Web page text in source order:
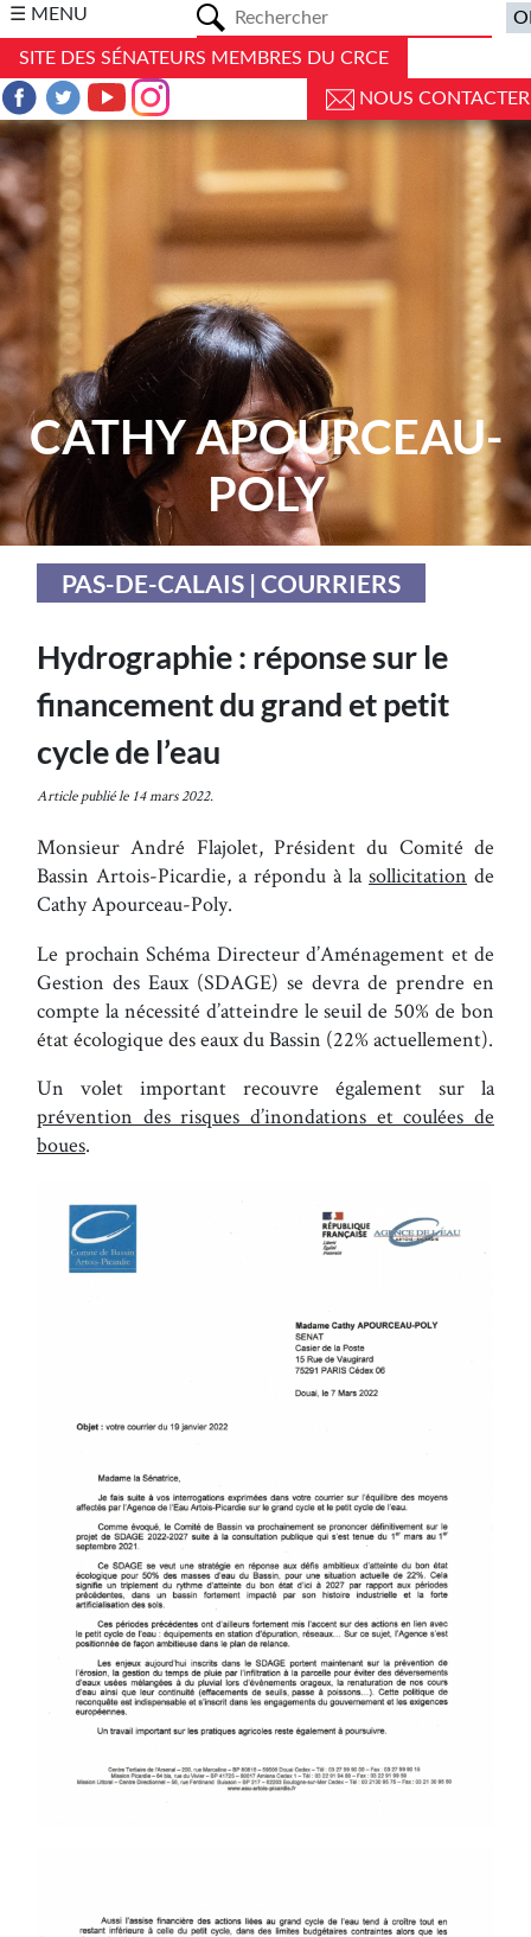
☰ MENU
SITE DES SÉNATEURS MEMBRES DU CRCE
NOUS CONTACTER
CATHY APOURCEAU-
POLY
PAS-DE-CALAIS | COURRIERS
Hydrographie : réponse sur le
financement du grand et petit
cycle de l’eau
Article publié le 14 mars 2022.
Monsieur André Flajolet, Président du Comité de
Bassin Artois-Picardie, a répondu à la sollicitation de
Cathy Apourceau-Poly.
Le prochain Schéma Directeur d’Aménagement et de
Gestion des Eaux (SDAGE) se devra de prendre en
compte la nécessité d’atteindre le seuil de 50% de bon
état écologique des eaux du Bassin (22% actuellement).
Un volet important recouvre également sur la
prévention des risques d’inondations et coulées de
boues.